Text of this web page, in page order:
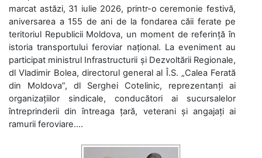
marcat astăzi, 31 iulie 2026, printr-o ceremonie festivă,
aniversarea a 155 de ani de la fondarea căii ferate pe
teritoriul Republicii Moldova, un moment de referință în
istoria transportului feroviar național. La eveniment au
participat ministrul Infrastructurii și Dezvoltării Regionale,
dl Vladimir Bolea, directorul general al Î.S. „Calea Ferată
din Moldova”, dl Serghei Cotelinic, reprezentanți ai
organizațiilor sindicale, conducători ai sucursalelor
întreprinderii din întreaga țară, veterani și angajați ai
ramurii feroviare....